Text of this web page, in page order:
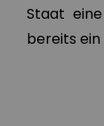
Staat
bereits